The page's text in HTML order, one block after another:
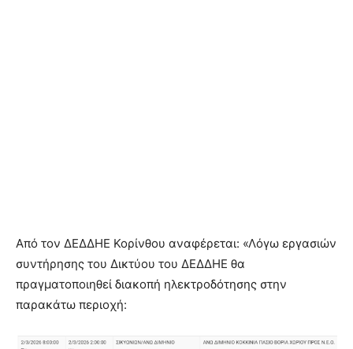
Από τον ΔΕΔΔΗΕ Κορίνθου αναφέρεται: «Λόγω εργασιών
συντήρησης του Δικτύου του ΔΕΔΔΗΕ θα
πραγματοποιηθεί διακοπή ηλεκτροδότησης στην
παρακάτω περιοχή: